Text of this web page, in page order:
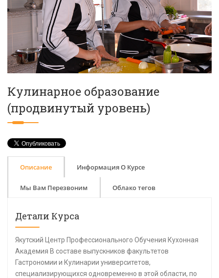
Кулинарное образование
(продвинутый уровень)
Описание Информация О Курсе
Мы Вам Перезвоним Облако тегов
Детали Курса
Якутский Центр Профессионального Обучения Кухонная
Академия В составе выпускников факультетов
Гастрономии и Кулинарии университетов,
специализирующихся одновременно в этой области, по